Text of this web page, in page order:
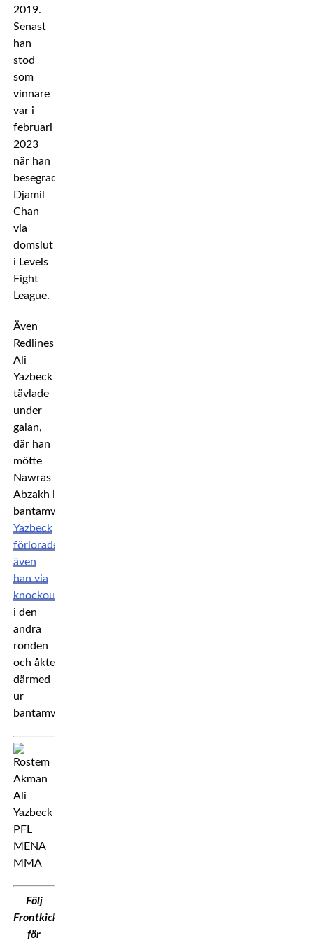
2019.
Senast
han
stod
som
vinnare
var i
februari
2023
när han
besegrade
Djamil
Chan
via
domslut
i Levels
Fight
League.
Även
Redlines
Ali
Yazbeck
tävlade
under
galan,
där han
mötte
Nawras
Abzakh i
bantamviktsklassen.
Yazbeck
förlorade
även
han via
knockout
i den
andra
ronden
och åkte
därmed
ur
bantamviktsturneringen.
Följ
Frontkick.Online
för